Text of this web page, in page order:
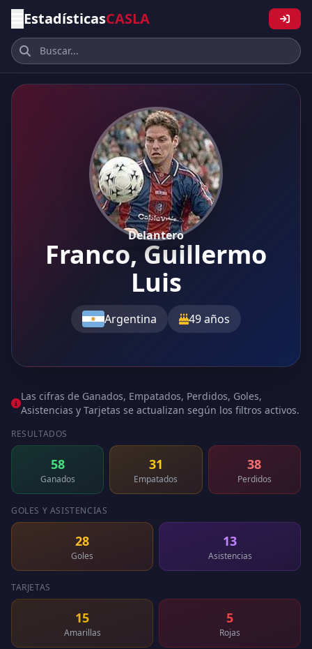
EstadísticasCASLA
Delantero
Franco, Guillermo
Luis
Argentina 49 años
Las cifras de Ganados, Empatados, Perdidos, Goles,
Asistencias y Tarjetas se actualizan según los filtros activos.
RESULTADOS
58
Ganados
31
Empatados
38
Perdidos
GOLES Y ASISTENCIAS
28
Goles
13
Asistencias
TARJETAS
15
Amarillas
5
Rojas